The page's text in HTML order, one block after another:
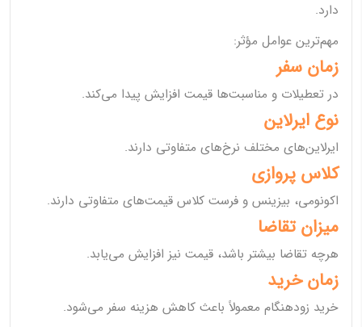
دارد.
مهم‌ترین عوامل مؤثر:
زمان سفر
در تعطیلات و مناسبت‌ها قیمت افزایش پیدا می‌کند.
نوع ایرلاین
ایرلاین‌های مختلف نرخ‌های متفاوتی دارند.
کلاس پروازی
اکونومی، بیزینس و فرست کلاس قیمت‌های متفاوتی دارند.
میزان تقاضا
هرچه تقاضا بیشتر باشد، قیمت نیز افزایش می‌یابد.
زمان خرید
خرید زودهنگام معمولاً باعث کاهش هزینه سفر می‌شود.